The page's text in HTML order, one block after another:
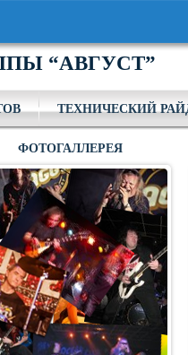
“АВГУСТ”
ТЕХНИЧЕСКИЙ
ФОТОГАЛЛЕРЕЯ